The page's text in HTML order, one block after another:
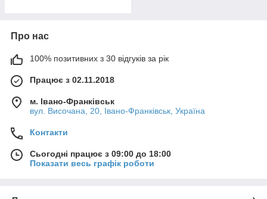
Про нас
100% позитивних з 30 відгуків за рік
Працює з 02.11.2018
м. Івано-Франківськ
вул. Височана, 20, Івано-Франківськ, Україна
Контакти
Сьогодні працює з 09:00 до 18:00
Показати весь графік роботи